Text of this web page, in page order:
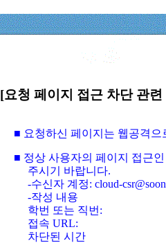
[요청 페이지 접근 차단 관
■ 요청하신 페이지는 웹공격
■ 정상 사용자의 페이지 접근
주시기 바랍니다.
-수신자 계정: cloud-
-작성 내용
학번 또는 직번:
접속 URL:
차단된 시간